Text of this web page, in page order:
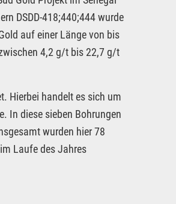
DSDD-418;440;444 wurde
auf einer Länge von bis
4,2 g/t bis 22,7 g/t
Hierbei handelt es sich um
In diese sieben Bohrungen
wurden hier 78
Laufe des Jahres